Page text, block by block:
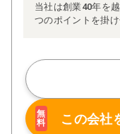
当社は創業40年を
つのポイントを掛
1)デザイン性、耐
をご提供いたしま
2)施工の無駄を無
をリーズナブルな
3)ご家族の安全を
えたお住まいをご
無
料
この会社